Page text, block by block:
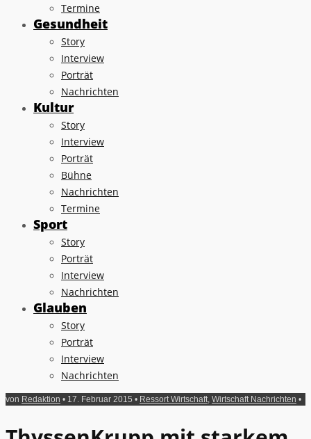
Termine
Gesundheit
Story
Interview
Porträt
Nachrichten
Kultur
Story
Interview
Porträt
Bühne
Nachrichten
Termine
Sport
Story
Porträt
Interview
Nachrichten
Glauben
Story
Porträt
Interview
Nachrichten
von Redaktion • 17. Februar 2015 • Ressort Wirtschaft Wirtschaft Nachrichten •